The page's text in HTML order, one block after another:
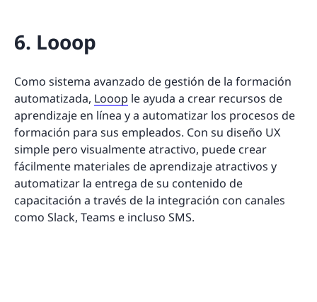
6. Looop
Como sistema avanzado de gestión de la formación
automatizada, Looop le ayuda a crear recursos de
aprendizaje en línea y a automatizar los procesos de
formación para sus empleados. Con su diseño UX
simple pero visualmente atractivo, puede crear
fácilmente materiales de aprendizaje atractivos y
automatizar la entrega de su contenido de
capacitación a través de la integración con canales
como Slack, Teams e incluso SMS.